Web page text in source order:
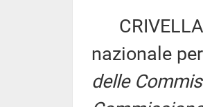
nazionale
delle